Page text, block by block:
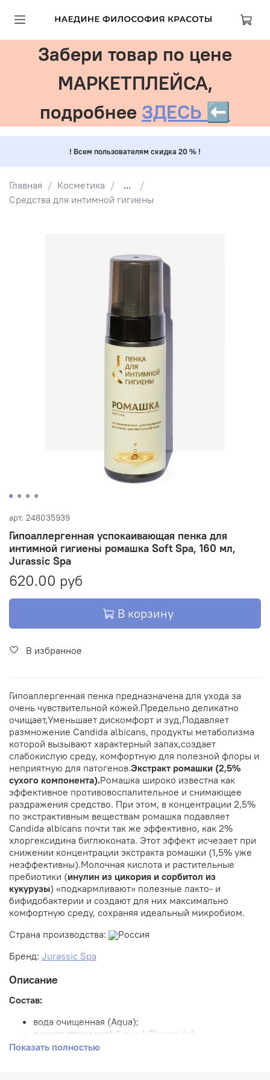
Забери товар по цене
МАРКЕТПЛЕЙСА,
подробнее ЗДЕСЬ ⬅️
! Всем пользователям скидка 20 % !
Главная Косметика
...
Средства для интимной гигиены
арт. 248035939
Гипоаллергенная успокаивающая пенка для
интимной гигиены ромашка Soft Spa, 160 мл,
Jurassic Spa
620.00 руб
В корзину
В избранное
Гипоаллергенная пенка предназначена для ухода за
очень чувствительной кожей.Предельно деликатно
очищает,Уменьшает дискомфорт и зуд,Подавляет
размножение Candida albicans, продукты метаболизма
которой вызывают характерный запах,создает
слабокислую среду, комфортную для полезной флоры и
неприятную для патогенов.Экстракт ромашки (2,5%
сухого компонента).Ромашка широко известна как
эффективное противовоспалительное и снимающее
раздражения средство. При этом, в концентрации 2,5%
по экстрактивным веществам ромашка подавляет
Candida albicans почти так же эффективно, как 2%
хлоргексидина биглюконата. Этот эффект исчезает при
снижении концентрации экстракта ромашки (1,5% уже
неэффективны).Молочная кислота и растительные
пребиотики (инулин из цикория и сорбитол из
кукурузы) «подкармливают» полезные лакто- и
бифидобактерии и создают для них максимально
комфортную среду, сохраняя идеальный микробиом.
Страна производства:
Россия
Бренд: Jurassic Spa
Описание
Состав:
вода очищенная (Aqua);
лаурил глюкозид* (Lauryl Glucoside);
сорбитол* (Sorbitol);
Показать полностью